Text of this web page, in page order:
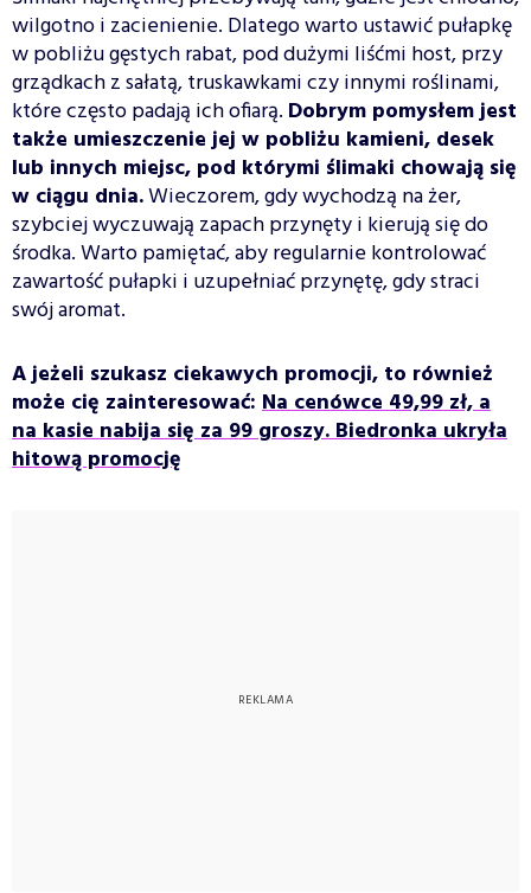
wilgotno i zacienienie. Dlatego warto ustawić pułapkę
w pobliżu gęstych rabat, pod dużymi liśćmi host, przy
grządkach z sałatą, truskawkami czy innymi roślinami,
które często padają ich ofiarą. Dobrym pomysłem jest
także umieszczenie jej w pobliżu kamieni, desek
lub innych miejsc, pod którymi ślimaki chowają się
w ciągu dnia.Wieczorem, gdy wychodzą na żer,
szybciej wyczuwają zapach przynęty i kierują się do
środka. Warto pamiętać, aby regularnie kontrolować
zawartość pułapki i uzupełniać przynętę, gdy straci
swój aromat.
A jeżeli szukasz ciekawych promocji, to również
może cię zainteresować: Na cenówce 49,99 zł, a
na kasie nabija się za 99 groszy. Biedronka ukryła
hitową promocję